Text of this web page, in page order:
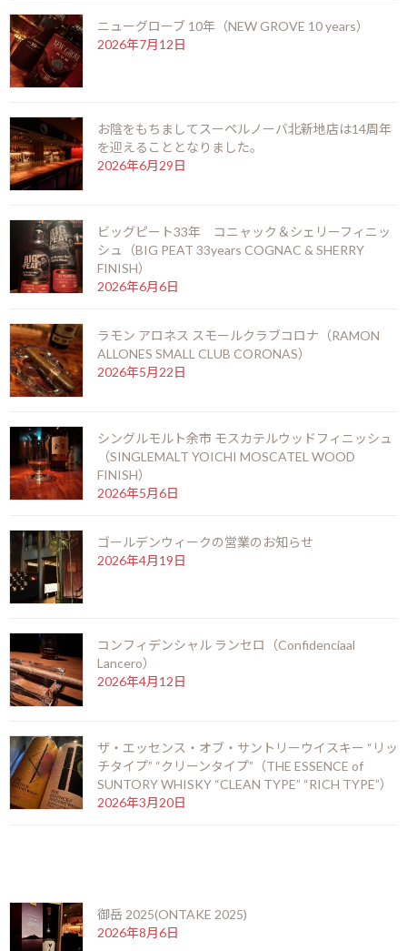
メネススピノラ社は極少数生産ながらも徹底して品質を最重要視
する姿勢から、スペイン王室や世界中のセレブリティ達に愛されて
いるボデガです。
甘口シェリーのペドロヒメネスを蒸留して作られているシェリー
ブランデーです。
シェリーブランデーにもワインやシェリー酒と同じように原産地
にアルコールを足すことを推奨しています。しかしスピノラ社
は、100%手摘み100%天日干しにこだわり、純粋で高い品質と長
い熟成期間を優先させるため、シェリーブランデーの原産地呼称
制度の認定をあえて受けず、ラベルには「LIQVOR DE BRANDY」
くなっており、唯一無二の味わいになっています。
また、もう一つその味わいの決め手となる理由が栗樽熟成です。
かみのあるビターさを与えてくれるため、近年ウイスキーなどで
も熟成を試みる蒸留所が増えつつある木材です。
第二次世界大戦後、戦争の疲労で貧困に陥ったスペインで、物が全
く売れなかった時代に先人達が編み出した対策がシェリー酒を蒸
留し、シェリーブランデーにして量を圧縮し、長期間熟成させつ
つ機会を窺うことでした。そうして構築されたシェリーブランデ
このボトルは『サン・クリスティノ1948』の2段目である、第1ク
売されている貴重なボトルでもあります。ぜひ一度、その味わい
をお確かめください。
ニューグローブ 10年（NEW GROVE 10 years）
2026年7月12日
お陰をもちましてスーペルノーバ北新地店は14周年
を迎えることとなりました。
2026年6月29日
ビッグピート33年 コニャック＆シェリーフィニッ
シュ（BIG PEAT 33years COGNAC & SHERRY
FINISH）
2026年6月6日
ラモン アロネス スモールクラブコロナ（RAMON
ALLONES SMALL CLUB CORONAS）
2026年5月22日
シングルモルト余市 モスカテルウッドフィニッシュ
（SINGLEMALT YOICHI MOSCATEL WOOD
FINISH）
2026年5月6日
ゴールデンウィークの営業のお知らせ
2026年4月19日
コンフィデンシャル ランセロ（Confidenciaal
Lancero）
2026年4月12日
ザ・エッセンス・オブ・サントリーウイスキー “リッ
チタイプ” “クリーンタイプ”（THE ESSENCE of
SUNTORY WHISKY “CLEAN TYPE” “RICH TYPE”）
2026年3月20日
御岳 2025(ONTAKE 2025)
2026年8月6日